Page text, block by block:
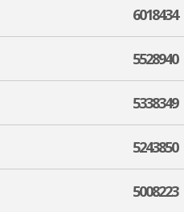
6018434
5528940
5338349
5243850
5008223